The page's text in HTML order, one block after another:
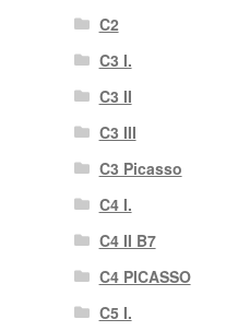
C2
C3 I.
C3 II
C3 III
C3 Picasso
C4 I.
C4 II B7
C4 PICASSO
C5 I.